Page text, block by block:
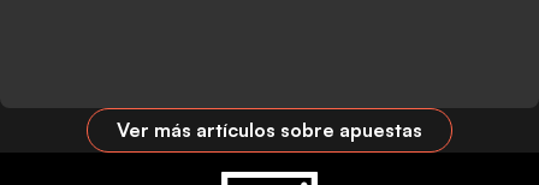
Ver más artículos sobre apuestas